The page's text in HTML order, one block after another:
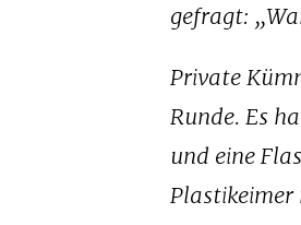
gefragt:
Private
Runde. Es
und eine
Plastikeimer